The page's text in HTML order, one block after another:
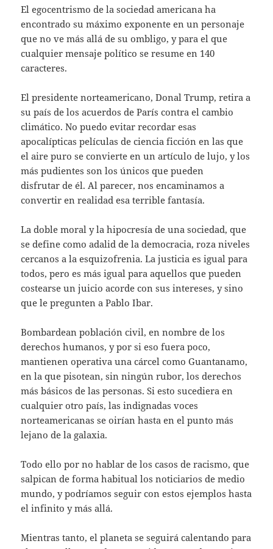
El egocentrismo de la sociedad americana ha
encontrado su máximo exponente en un personaje
que no ve más allá de su ombligo, y para el que
cualquier mensaje político se resume en 140
caracteres.
El presidente norteamericano, Donal Trump, retira a
su país de los acuerdos de París contra el cambio
climático. No puedo evitar recordar esas
apocalípticas películas de ciencia ficción en las que
el aire puro se convierte en un artículo de lujo, y los
más pudientes son los únicos que pueden
disfrutar de él. Al parecer, nos encaminamos a
convertir en realidad esa terrible fantasía.
La doble moral y la hipocresía de una sociedad, que
se define como adalid de la democracia, roza niveles
cercanos a la esquizofrenia. La justicia es igual para
todos, pero es más igual para aquellos que pueden
costearse un juicio acorde con sus intereses, y sino
que le pregunten a Pablo Ibar.
Bombardean población civil, en nombre de los
derechos humanos, y por si eso fuera poco,
mantienen operativa una cárcel como Guantanamo,
en la que pisotean, sin ningún rubor, los derechos
más básicos de las personas. Si esto sucediera en
cualquier otro país, las indignadas voces
norteamericanas se oirían hasta en el punto más
lejano de la galaxia.
Todo ello por no hablar de los casos de racismo, que
salpican de forma habitual los noticiarios de medio
mundo, y podríamos seguir con estos ejemplos hasta
el infinito y más allá.
Mientras tanto, el planeta se seguirá calentando para